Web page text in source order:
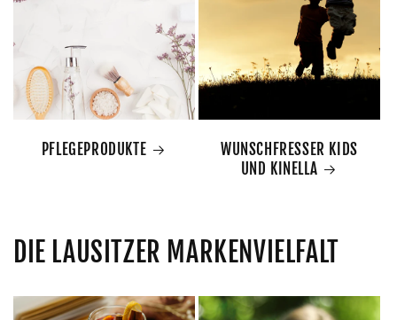
PFLEGEPRODUKTE
WUNSCHFRESSER KIDS
UND KINELLA
DIE LAUSITZER MARKENVIELFALT